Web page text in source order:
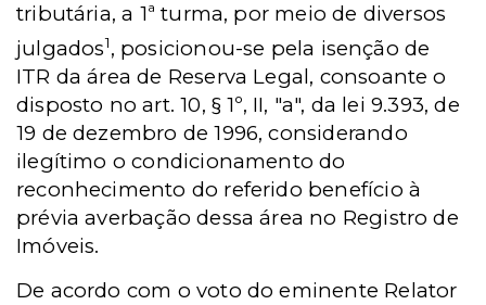
tributária, a 1ª turma, por meio de diversos
julgados1, posicionou-se pela isenção de
ITR da área de Reserva Legal, consoante o
disposto no art. 10, § 1º, II, "a", da lei 9.393, de
19 de dezembro de 1996, considerando
ilegítimo o condicionamento do
reconhecimento do referido benefício à
prévia averbação dessa área no Registro de
Imóveis.
De acordo com o voto do eminente Relator